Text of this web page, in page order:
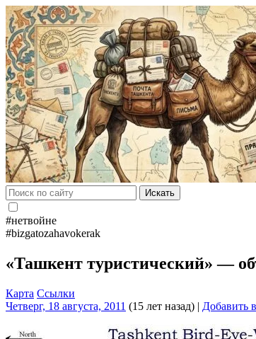
Искать
#нетвойне
#bizgatozahavokerak
«Ташкент туристический» —
Карта Ссылки
Четверг, 18 августа, 2011 (15 лет назад) | Добавить